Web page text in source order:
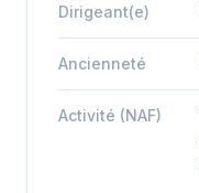
Dirigeant(e)
Ancienneté
Activité (NAF)